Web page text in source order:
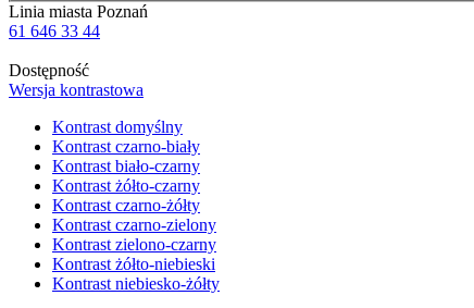
Linia miasta Poznań
61 646 33 44
Dostępność
Wersja kontrastowa
Kontrast domyślny
Kontrast czarno-biały
Kontrast biało-czarny
Kontrast żółto-czarny
Kontrast czarno-żółty
Kontrast czarno-zielony
Kontrast zielono-czarny
Kontrast żółto-niebieski
Kontrast niebiesko-żółty